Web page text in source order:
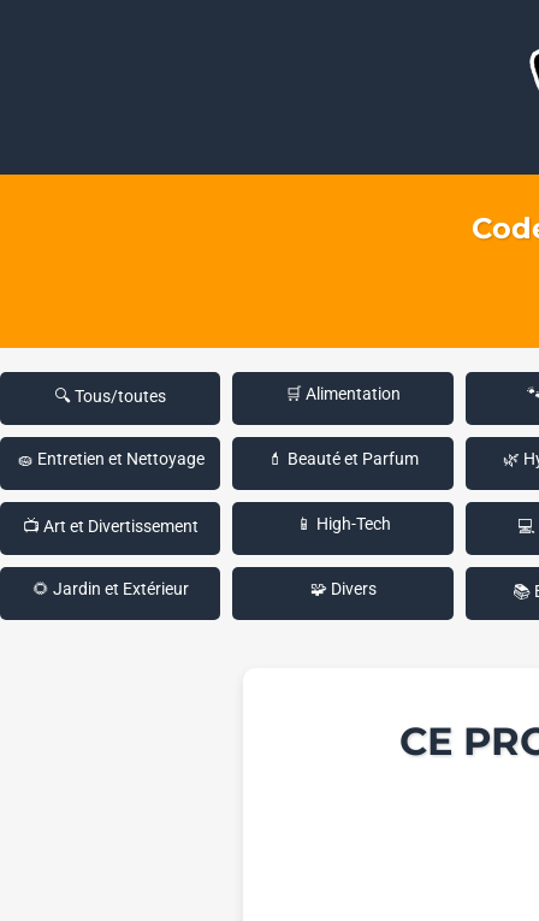
🔍 Tous/toutes 🛒 Alimentation
🧽 Entretien et Nettoyage 💄 Beauté et Parfum 🌿
📺 Art et Divertissement 📱 High-Tech 💻
🌻 Jardin et Extérieur 🧩 Divers 📚
CE